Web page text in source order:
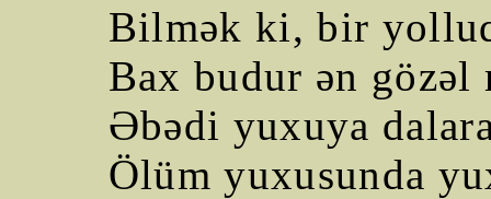
Bilmək ki, bir
Bax budur ən gözəl
Əbədi yuxuya
Ölüm yuxusunda